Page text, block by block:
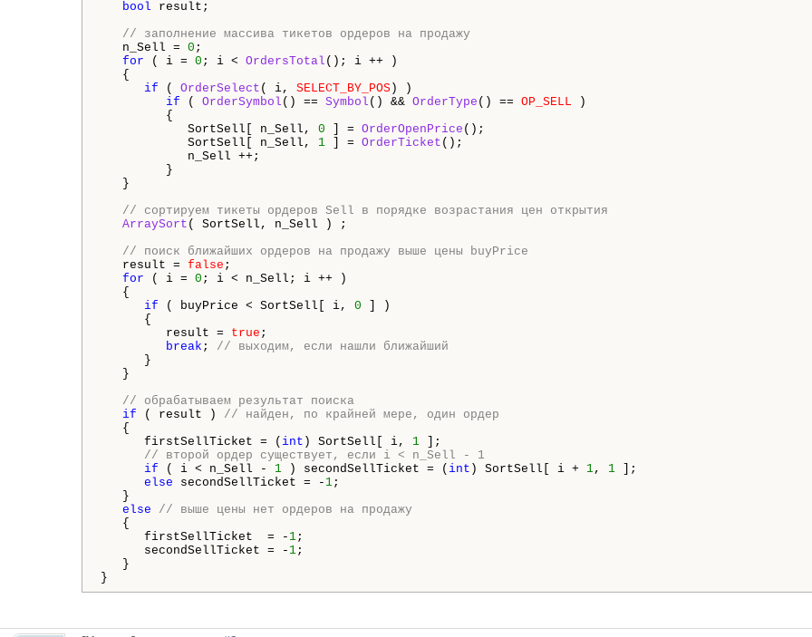
bool result;
// заполнение массива тикетов ордеров на продажу
n_Sell = 0 ;
for ( i = 0 ; i < OrdersTotal (); i ++ )
{
if ( OrderSelect ( i, SELECT_BY_POS ) )
if ( OrderSymbol () == Symbol () && OrderType () == OP_SELL )
{
SortSell[ n_Sell, 0 ] = OrderOpenPrice ();
SortSell[ n_Sell, 1 ] = OrderTicket ();
n_Sell ++;
}
}
// сортируем тикеты ордеров Sell в порядке возрастания цен открытия
ArraySort ( SortSell, n_Sell ) ;
// поиск ближайших ордеров на продажу выше цены buyPrice
result = false ;
for ( i = 0 ; i < n_Sell; i ++ )
{
if ( buyPrice < SortSell[ i, 0 ] )
{
result = true ;
break ; // выходим, если нашли ближайший
}
}
// обрабатываем результат поиска
if ( result ) // найден, по крайней мере, один ордер
{
firstSellTicket = ( int ) SortSell[ i, 1 ];
// второй ордер существует, если i < n_Sell - 1
if ( i < n_Sell - 1 ) secondSellTicket = ( int ) SortSell[ i + 1, 1 ];
else secondSellTicket = - 1;
}
else
// выше цены нет ордеров на продажу
{
firstSellTicket  = - 1;
secondSellTicket = - 1;
}
}